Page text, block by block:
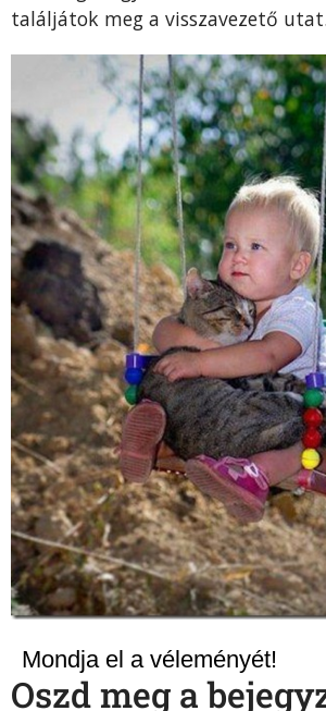
találjátok meg a visszavezető utat.
Mondja el a véleményét!
Oszd meg a